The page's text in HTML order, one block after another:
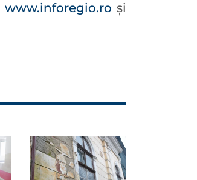
www.inforegio.ro și